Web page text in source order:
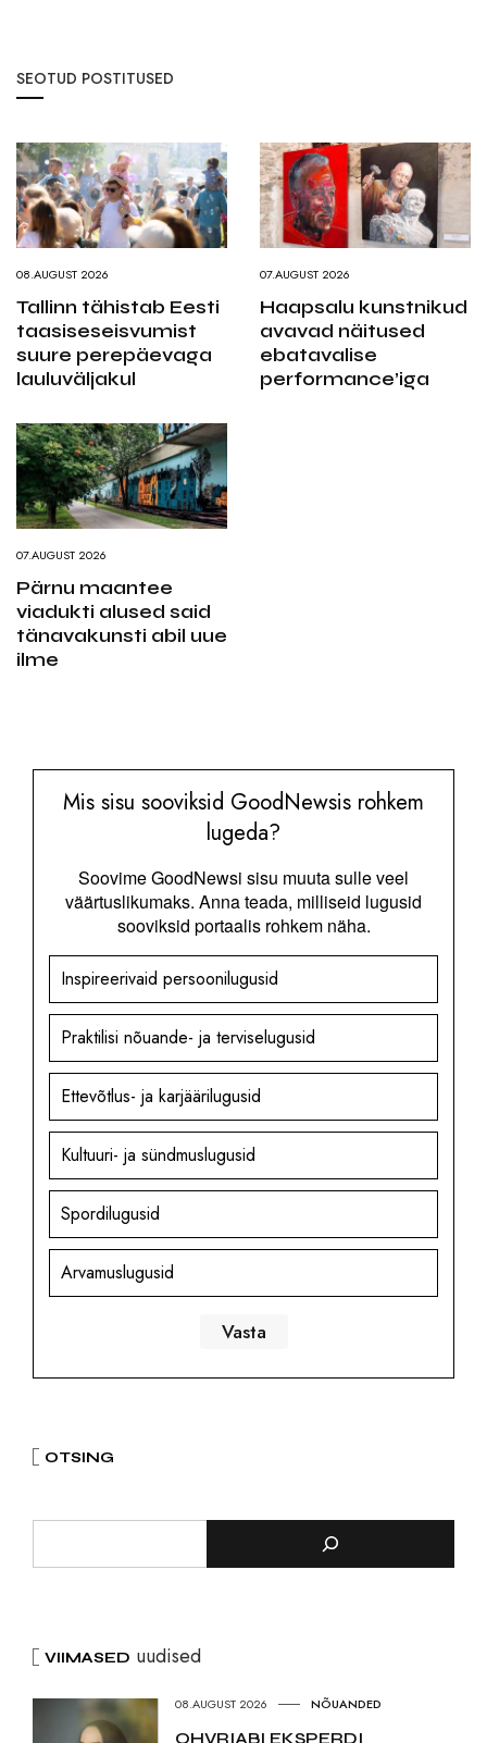
SEOTUD POSTITUSED
08.AUGUST 2026
Tallinn tähistab Eesti
taasiseseisvumist
suure perepäevaga
lauluväljakul
07.AUGUST 2026
Haapsalu kunstnikud
avavad näitused
ebatavalise
performance’iga
07.AUGUST 2026
Pärnu maantee
viadukti alused said
tänavakunsti abil uue
ilme
Mis sisu sooviksid GoodNewsis rohkem
lugeda?
Soovime GoodNewsi sisu muuta sulle veel
väärtuslikumaks. Anna teada, milliseid lugusid
sooviksid portaalis rohkem näha.
Inspireerivaid persoonilugusid
Praktilisi nõuande- ja terviselugusid
Ettevõtlus- ja karjäärilugusid
Kultuuri- ja sündmuslugusid
Spordilugusid
Arvamuslugusid
OTSING
VIIMASED uudised
08.AUGUST 2026 NÕUANDED
OHVRIABI EKSPERDI